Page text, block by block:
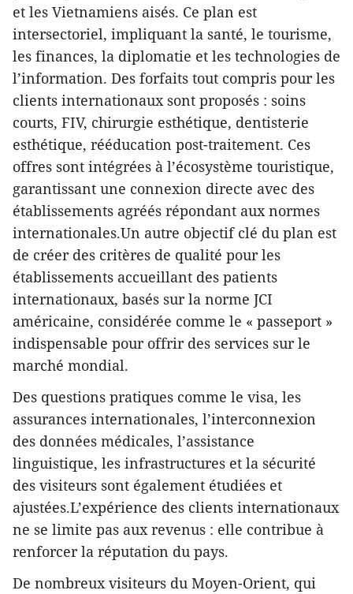
et les Vietnamiens aisés. Ce plan est
intersectoriel, impliquant la santé, le tourisme,
les finances, la diplomatie et les technologies de
l’information. Des forfaits tout compris pour les
clients internationaux sont proposés : soins
courts, FIV, chirurgie esthétique, dentisterie
esthétique, rééducation post-traitement. Ces
offres sont intégrées à l’écosystème touristique,
garantissant une connexion directe avec des
établissements agréés répondant aux normes
internationales.Un autre objectif clé du plan est
de créer des critères de qualité pour les
établissements accueillant des patients
internationaux, basés sur la norme JCI
américaine, considérée comme le « passeport »
indispensable pour offrir des services sur le
marché mondial.
Des questions pratiques comme le visa, les
assurances internationales, l’interconnexion
des données médicales, l’assistance
linguistique, les infrastructures et la sécurité
des visiteurs sont également étudiées et
ajustées.L’expérience des clients internationaux
ne se limite pas aux revenus : elle contribue à
renforcer la réputation du pays.
De nombreux visiteurs du Moyen-Orient, qui